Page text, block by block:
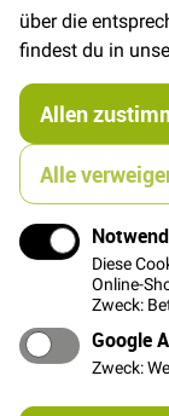
über die
findest du in
Allen
Alle
Diese
Online-
Zweck:
Google
Zweck:
Details
Hochwertiger,
aus der
Zipper
Öffnen und